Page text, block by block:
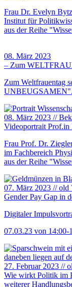
Frau Dr. Evelyn
Institut für
aus der Reihe
08. März 2023
– Zum
Zum Weltfrauentag
UNBEUGSAMEN".
08. März 2023 //
Videoportrait Prof.in
Frau Prof. Dr.
im Fachbereich
aus der Reihe
07. März 2023 //old
Gender Pay Gap in
Digitaler
07.03.23 von 14:00-
27. Februar 2023 //
Wie wirkt Politik im
weiterer